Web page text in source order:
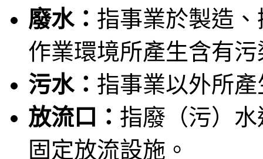
廢水： 指事業於製造
作業環境所產生含有
污水： 指事業以外所
放流口： 指廢（污）
固定放流設施。